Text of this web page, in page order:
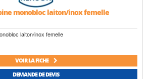
monobloc laiton/inox femelle
laiton/inox femelle
VOIR LA FICHE
DEMANDE DE DEVIS